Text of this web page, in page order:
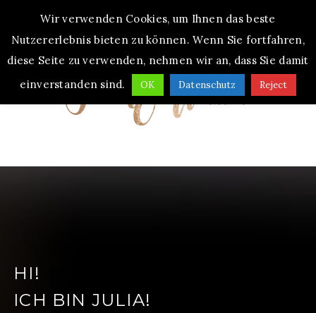
MENU
HI!
ICH BIN JULIA!
Wir verwenden Cookies, um Ihnen das beste
Nutzererlebnis bieten zu können. Wenn Sie fortfahren,
diese Seite zu verwenden, nehmen wir an, dass Sie damit
einverstanden sind.
OK Datenschutz Reject